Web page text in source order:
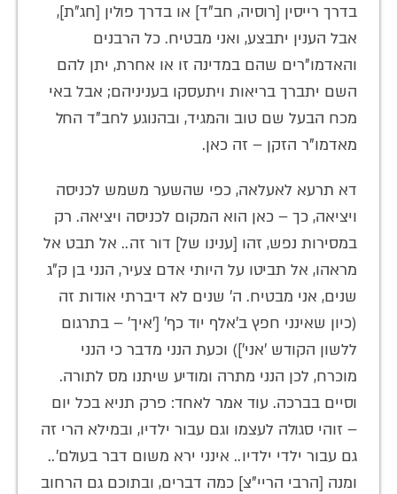
בדרך רייסין [רוסיה, חב"ד] או בדרך פולין [חג"ת],
אבל הענין יתבצע, ואני מבטיח. כל הרבנים
והאדמו"רים שהם במדינה זו או אחרת, יתן להם
השם יתברך בריאות ויתעסקו בעניניהם; אבל באי
מכח הבעל שם טוב והמגיד, ובהנוגע לחב"ד החל
מאדמו"ר הזקן – זה כאן.
דא תרעא לאעלאה, כפי שהשער משמש לכניסה
ויציאה, כך – כאן הוא המקום לכניסה ויציאה. רק
במסירות נפש, זהו [ענינו של] דור זה.. אל תבט אל
מראהו, אל תביטו על היותי אדם צעיר, הנני בן ק"ג
שנים, אני מבטיח. ה' שנים לא דיברתי אודות זה
(כיון שאינני חפץ ב'אלף יוד כף' ['איך' – בתרגום
ללשון הקודש 'אני']) וכעת הנני מדבר כי הנני
מוכרח, לכן הנני מתרה ומודיע שיתנו מס לתורה.
וסיים בברכה. עוד אמר לאחד: פרק תניא בכל יום
– זוהי סגולה לעצמו וגם עבור ילדיו, ובמילא הרי זה
גם עבור ילדי ילדיו.. אינני ירא משום דבר בעולם'..
ומנה [הרבי הריי"צ] כמה דברים, ובתוכם גם הרחוב